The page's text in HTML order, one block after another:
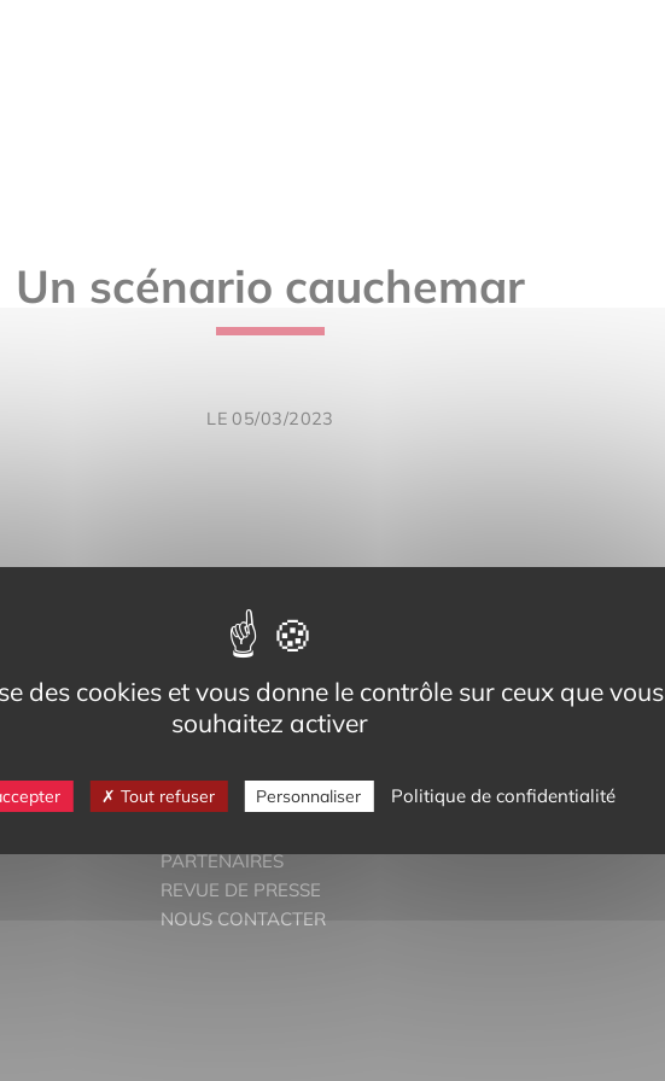
Un scénario cauchemar
LE 05/03/2023
PARTENAIRES
REVUE DE PRESSE
NOUS CONTACTER
des cookies et vous donne le contrôle sur ceux que vous
souhaitez activer
Tout refuser Personnaliser Politique de confidentialité